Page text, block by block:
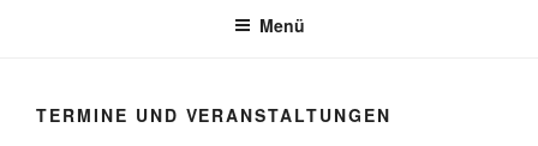
Menü
TERMINE UND VERANSTALTUNGEN